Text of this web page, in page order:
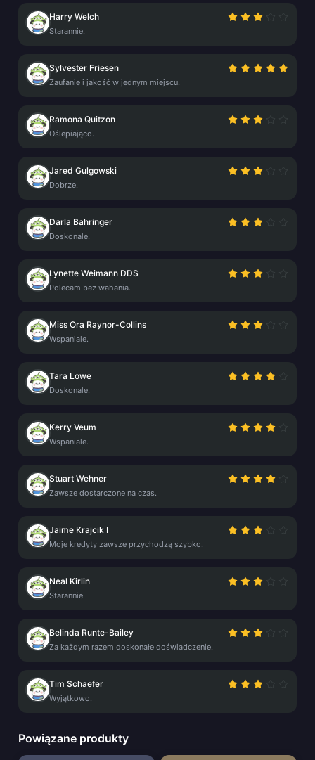
Harry Welch
Starannie.
Sylvester Friesen
Zaufanie i jakość w jednym miejscu.
Ramona Quitzon
Oślepiająco.
Jared Gulgowski
Dobrze.
Darla Bahringer
Doskonale.
Lynette Weimann DDS
Polecam bez wahania.
Miss Ora Raynor-Collins
Wspaniale.
Tara Lowe
Doskonale.
Kerry Veum
Wspaniale.
Stuart Wehner
Zawsze dostarczone na czas.
Jaime Krajcik I
Moje kredyty zawsze przychodzą szybko.
Neal Kirlin
Starannie.
Belinda Runte-Bailey
Za każdym razem doskonałe doświadczenie.
Tim Schaefer
Wyjątkowo.
Powiązane produkty